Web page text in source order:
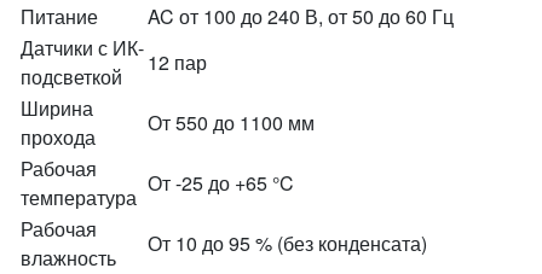
Питание
AC от 100 до 240 В, от 50 до 60 Гц
Датчики с ИК-
подсветкой
12 пар
Ширина
прохода
От 550 до 1100 мм
Рабочая
температура
От -25 до +65 °C
Рабочая
влажность
От 10 до 95 % (без конденсата)